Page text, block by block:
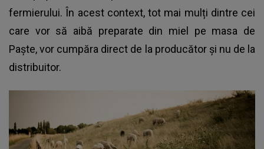
fermierului. În acest context, tot mai mulți dintre cei
care vor să aibă preparate din miel pe masa de
Paște, vor cumpăra direct de la producător și nu de la
distribuitor.